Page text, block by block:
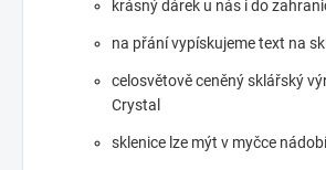
krásný dárek u nás i do
na přání vypískujeme text na
celosvětově ceněný sklářský
Crystal
sklenice lze mýt v myčce nádobí